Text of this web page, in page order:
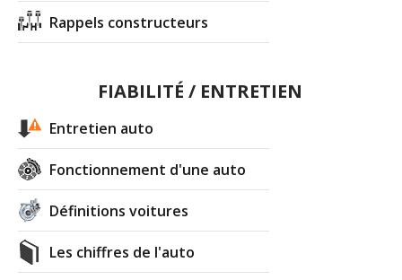
Rappels constructeurs
FIABILITÉ / ENTRETIEN
Entretien auto
Fonctionnement d'une auto
Définitions voitures
Les chiffres de l'auto